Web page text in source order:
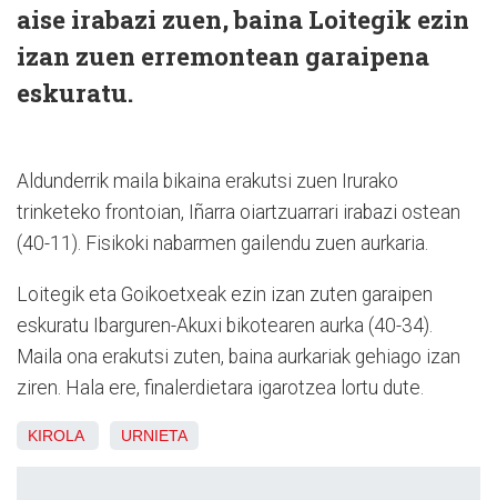
aise irabazi zuen, baina Loitegik ezin
izan zuen erremontean garaipena
eskuratu.
Aldunderrik maila bikaina erakutsi zuen Irurako
trinketeko frontoian, Iñarra oiartzuarrari irabazi ostean
(40-11). Fisikoki nabarmen gailendu zuen aurkaria.
Loitegik eta Goikoetxeak ezin izan zuten garaipen
eskuratu Ibarguren-Akuxi bikotearen aurka (40-34).
Maila ona erakutsi zuten, baina aurkariak gehiago izan
ziren. Hala ere, finalerdietara igarotzea lortu dute.
KIROLA URNIETA